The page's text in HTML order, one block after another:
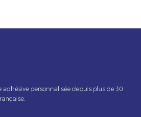
adhésive personnalisée depuis plus de 30